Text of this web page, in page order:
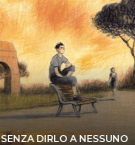
SENZA DIRLO A NESSUNO